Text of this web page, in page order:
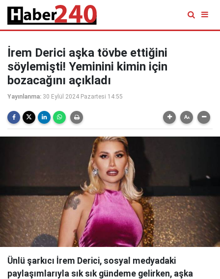
İrem Derici aşka tövbe ettiğini
söylemişti! Yeminini kimin için
bozacağını açıkladı
Yayınlanma: 30 Eylül 2024 Pazartesi 14:55
Ünlü şarkıcı İrem Derici, sosyal medyadaki
paylaşımlarıyla sık sık gündeme gelirken, aşka